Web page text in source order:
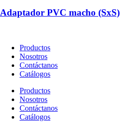
Adaptador PVC macho (SxS)
Productos
Nosotros
Contáctanos
Catálogos
Productos
Nosotros
Contáctanos
Catálogos